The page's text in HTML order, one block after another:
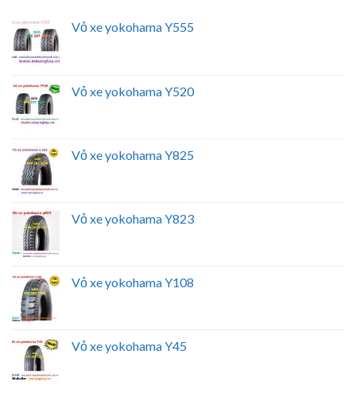
Vỏ xe yokohama Y555
Vỏ xe yokohama Y520
Vỏ xe yokohama Y825
Vỏ xe yokohama Y823
Vỏ xe yokohama Y108
Vỏ xe yokohama Y45